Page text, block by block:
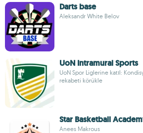
Darts base
Aleksandr White Belov
UoN Intramural Sports
UoN Spor Liglerine katıl:
rekabeti körükle
Star Basketball
Anees Makrous